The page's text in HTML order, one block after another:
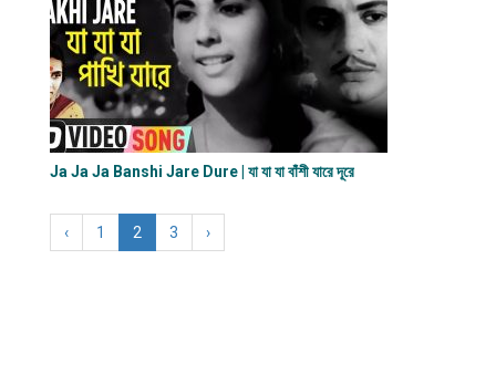
Ja Ja Ja Banshi Jare Dure | যা যা যা বাঁশী যারে দূরে
‹ 1 2 3 ›